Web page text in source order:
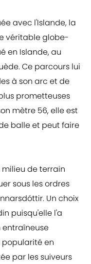
avec l'Islande, la
véritable globe-
en Islande, au
Ce parcours lui
à son arc et de
prometteuses
mètre 56, elle est
balle et peut faire
de terrain
sous les ordres
Un choix
puisqu'elle l'a
entraîneuse
en
par les suiveurs